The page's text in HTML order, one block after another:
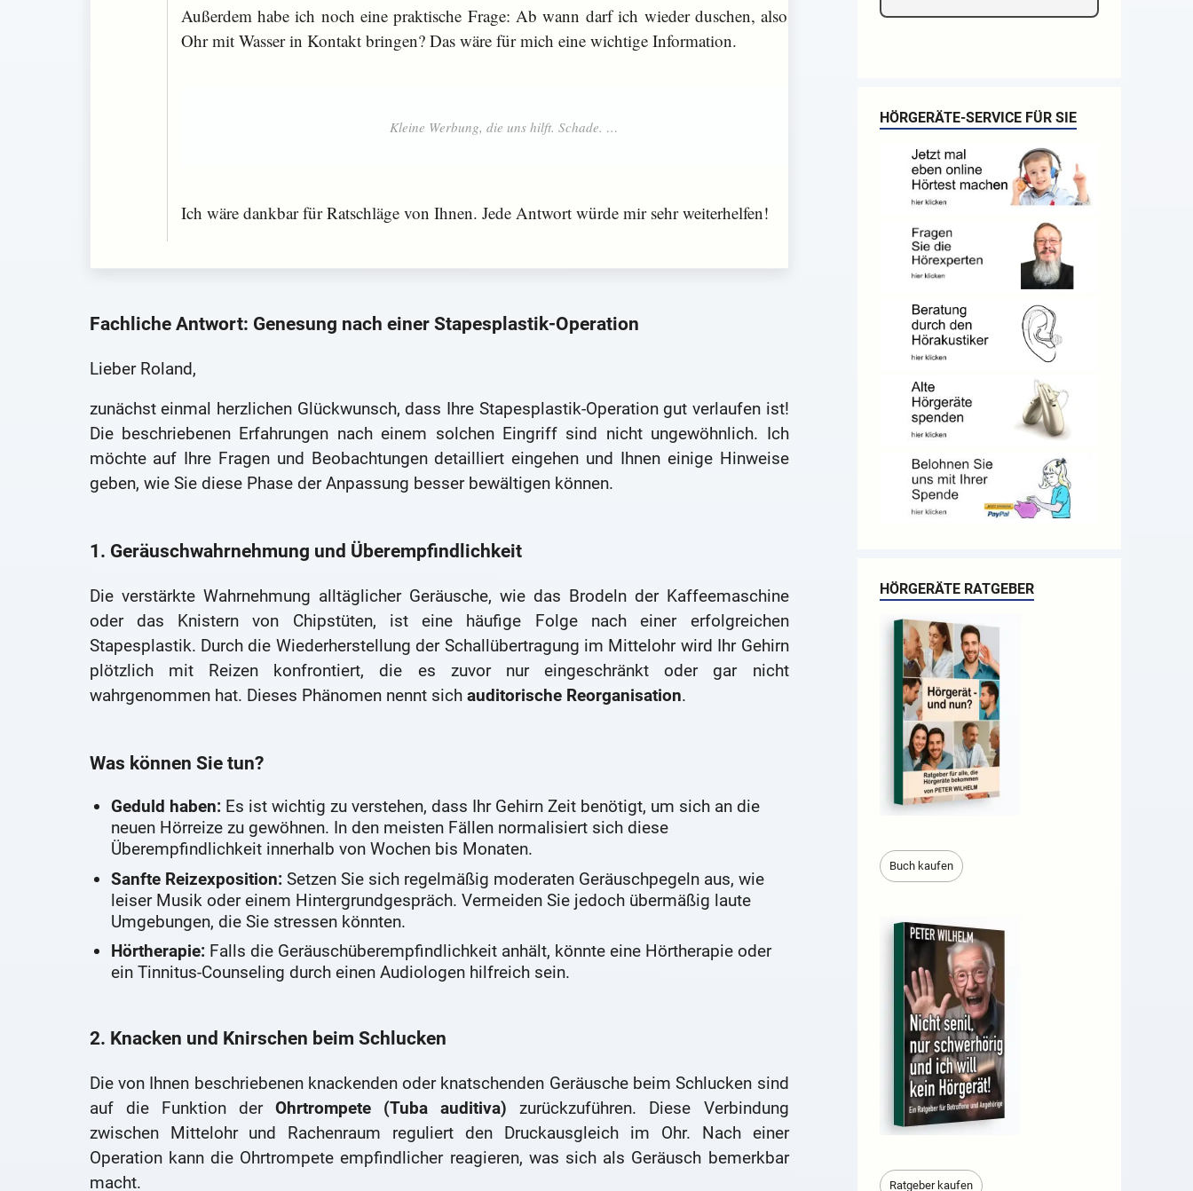
Außerdem habe ich noch eine praktische Frage: Ab wann darf ich wieder duschen, also mein
Ohr mit Wasser in Kontakt bringen? Das wäre für mich eine wichtige Information.
Ich wäre dankbar für Ratschläge von Ihnen. Jede Antwort würde mir sehr weiterhelfen!
Fachliche Antwort: Genesung nach einer Stapesplastik-Operation
Lieber Roland,
zunächst einmal herzlichen Glückwunsch, dass Ihre Stapesplastik-Operation gut verlaufen ist!
Die beschriebenen Erfahrungen nach einem solchen Eingriff sind nicht ungewöhnlich. Ich
möchte auf Ihre Fragen und Beobachtungen detailliert eingehen und Ihnen einige Hinweise
geben, wie Sie diese Phase der Anpassung besser bewältigen können.
1. Geräuschwahrnehmung und Überempfindlichkeit
Die verstärkte Wahrnehmung alltäglicher Geräusche, wie das Brodeln der Kaffeemaschine
oder das Knistern von Chipstüten, ist eine häufige Folge nach einer erfolgreichen
Stapesplastik. Durch die Wiederherstellung der Schallübertragung im Mittelohr wird Ihr Gehirn
plötzlich mit Reizen konfrontiert, die es zuvor nur eingeschränkt oder gar nicht
wahrgenommen hat. Dieses Phänomen nennt sich auditorische Reorganisation.
Was können Sie tun?
Geduld haben:Es ist wichtig zu verstehen, dass Ihr Gehirn Zeit benötigt, um sich an die
neuen Hörreize zu gewöhnen. In den meisten Fällen normalisiert sich diese
Überempfindlichkeit innerhalb von Wochen bis Monaten.
Sanfte Reizexposition:Setzen Sie sich regelmäßig moderaten Geräuschpegeln aus, wie
leiser Musik oder einem Hintergrundgespräch. Vermeiden Sie jedoch übermäßig laute
Umgebungen, die Sie stressen könnten.
Hörtherapie:Falls die Geräuschüberempfindlichkeit anhält, könnte eine Hörtherapie oder
ein Tinnitus-Counseling durch einen Audiologen hilfreich sein.
2. Knacken und Knirschen beim Schlucken
Die von Ihnen beschriebenen knackenden oder knatschenden Geräusche beim Schlucken sind
auf die Funktion derOhrtrompete (Tuba auditiva) zurückzuführen. Diese Verbindung
zwischen Mittelohr und Rachenraum reguliert den Druckausgleich im Ohr. Nach einer
Operation kann die Ohrtrompete empfindlicher reagieren, was sich als Geräusch bemerkbar
macht.
HÖRGERÄTE-SERVICE FÜR SIE
HÖRGERÄTE RATGEBER
Buch kaufen
Ratgeber kaufen